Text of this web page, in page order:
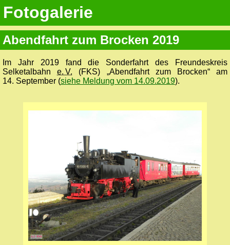
Fotogalerie
Abendfahrt zum Brocken 2019
Im Jahr 2019 fand die Sonderfahrt des Freundeskreis
Selketalbahne. V. (FKS) „Abendfahrt zum Brocken“ am
14. September (siehe Meldung vom 14.09.2019).